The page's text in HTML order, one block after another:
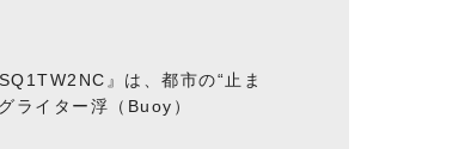
』は、都市の“止ま
ライター浮（Buoy）